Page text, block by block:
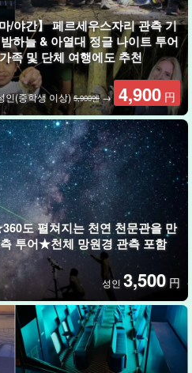
의 사진을 찍어보세요
뜰 새 없이 바쁘고 피곤하지만, 이왕
생각하는 분들에게 추천한다! 라
찍고 촬영 데이터는 나중에 메일이
미야코지마 체류에 번거로운 시간
다.
/야간】 페르세우스자리 관측 기
하늘 & 아열대 정글 나이트 투어
족 및 단체 여행에도 추천
인(중학생 이상)5,900엔→ 4,900 円
도 펼쳐지는 천연 천문관을 만
투어★천체 망원경 관측 포함
성인 3,500 円